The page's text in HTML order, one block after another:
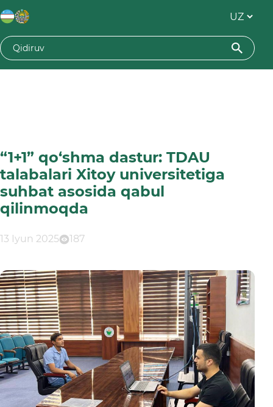
“1+1” qo‘shma dastur: TDAU
talabalari Xitoy universitetiga
suhbat asosida qabul
qilinmoqda
13 Iyun 2025 187